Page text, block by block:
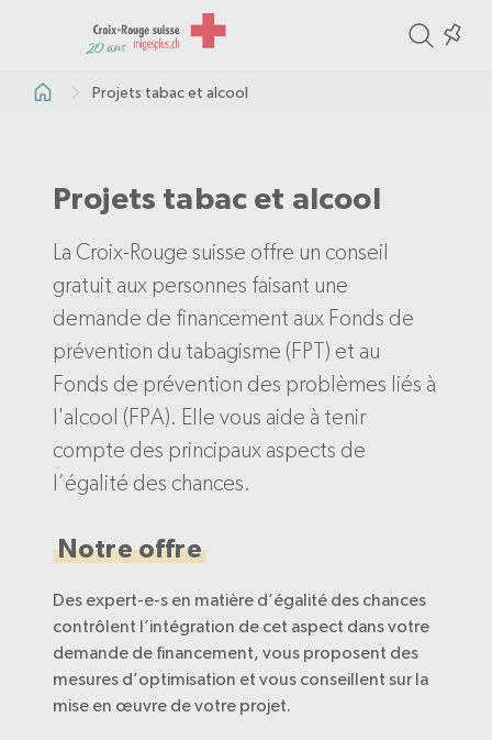
Projets tabac et alcool
Projets tabac et alcool
La Croix-Rouge suisse offre un conseil
gratuit aux personnes faisant une
demande de financement aux Fonds de
prévention du tabagisme (FPT) et au
Fonds de prévention des problèmes liés à
l'alcool (FPA). Elle vous aide à tenir
compte des principaux aspects de
l’égalité des chances.
Notre offre
Des expert-e-s en matière d’égalité des chances
contrôlent l’intégration de cet aspect dans votre
demande de financement, vous proposent des
mesures d’optimisation et vous conseillent sur la
mise en œuvre de votre projet.